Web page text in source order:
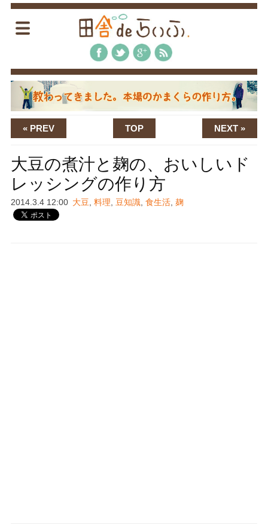
« PREV TOP NEXT »
大豆の煮汁と麹の、おいしいド
レッシングの作り方
2014.3.4 12:00 大豆 料理 豆知識, 食生活, 麹